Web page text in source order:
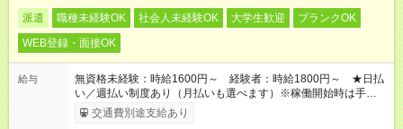
派遣 職種未経験OK 社会人未経験OK 大学生歓迎
ブランクOK
WEB登録・面接OK
給与
無資格未経験：時給1600円～ 経験者：時給1800円～ ★日払
い／週払い制度あり（月払いも選べます）※稼働開始時は手続き
完了次第のお支払いとなります。
交通費別途支給あり